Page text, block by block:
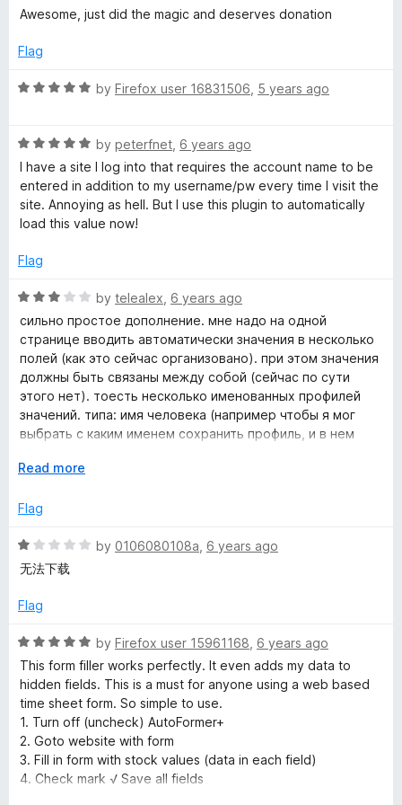
u
o
5
a
e
5
t
o
Awesome, just did the magic and deserves donation
Flag
R
e
d
5
o
u
o
5
by Firefox user 16831506 5 years ago
R
a
t
e
d
o
t
by peterfnet 6 years ago
I have a site I log into that requires the account name to be
entered in addition to my username/pw every time I visit the
site. Annoying as hell. But I use this plugin to automatically
load this value now!
Flag
R
a
t
e
d
3
o
u
o
5
by telealex 6 years ago
сильно простое дополнение. мне надо на одной
странице вводить автоматически значения в несколько
полей (как это сейчас организовано). при этом значения
должны быть связаны между собой (сейчас по сути
этого нет). тоесть несколько именованных профилей
значений. типа: имя человека (например чтобы я мог
выбрать с каким именем сохранить профиль, и в нем
номер телефона, email, страна из списка выпадающего и
удалять из наборов и чтобы когда захожу на страницу то
поля.
ну например через правую кнопку на любом из полей и
панеле дополнений..) и там можно былобы выбрать имя
и сейчас оно сохраняет текущие поля формы, но в
новый или существующий профиль и запоминало с каким
профилем мы сейчас работали... и при следующем
входе в страниц опять таки автоматом заполняло
последним выбранным набором данных (из последнего
выбранного/созданного профиля).
если непонятно что я тут написал, то спросите и я еще
раз опишу.
E
p
n
d
t
o
Read more
Flag
R
a
e
1
o
u
t
o
f
5
by 0106080108a 6 years ago
无法下载
Flag
R
a
t
e
d
5
o
u
by Firefox user 15961168 6 years ago
This form filler works perfectly. It even adds my data to
hidden fields. This is a must for anyone using a web based
time sheet form. So simple to use.
1. Turn off (uncheck) AutoFormer+
2. Goto website with form
3. Fill in form with stock values (data in each field)
4. Check mark √ Save all fields